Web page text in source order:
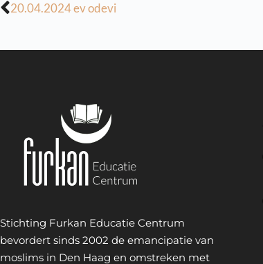
20.04.2024 ev odevi
Stichting Furkan Educatie Centrum
bevordert sinds 2002 de emancipatie van
moslims in Den Haag en omstreken met